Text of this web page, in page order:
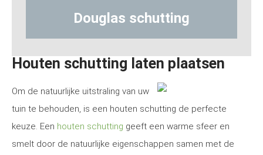
schutting
Houten schutting laten plaatsen
Om de natuurlijke uitstraling van uw
tuin te behouden, is een houten schutting de perfecte
keuze. Een houten schutting geeft een warme sfeer en
smelt door de natuurlijke eigenschappen samen met de